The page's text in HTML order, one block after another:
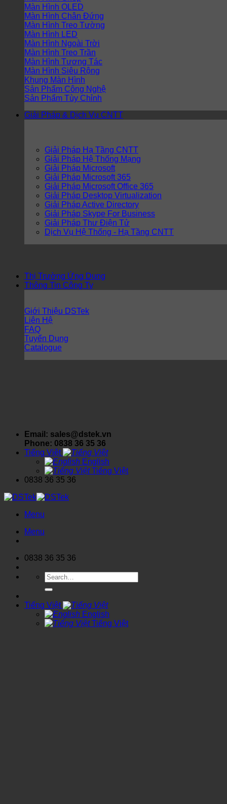
Màn Hình OLED
Màn Hình Chân Đứng
Màn Hình Treo Tường
Màn Hình LED
Màn Hình Ngoài Trời
Màn Hình Treo Trần
Màn Hình Tương Tác
Màn Hình Siêu Rộng
Khung Màn Hình
Sản Phẩm Công Nghệ
Sản Phẩm Tùy Chỉnh
Giải Pháp & Dịch Vụ CNTT
Giải Pháp Hạ Tầng CNTT
Giải Pháp Hệ Thống Mạng
Giải Pháp Microsoft
Giải Pháp Microsoft 365
Giải Pháp Microsoft Office 365
Giải Pháp Desktop Virtualization
Giải Pháp Active Directory
Giải Pháp Skype For Business
Giải Pháp Thư Điện Tử
Dịch Vụ Hệ Thống - Hạ Tầng CNTT
Thị Trường Ứng Dụng
Thông Tin Công Ty
Giới Thiệu DSTek
Liên Hệ
FAQ
Tuyển Dụng
Catalogue
Email: sales@dstek.vn
Phone: 0838 36 35 36
Tiếng Việt
English
Tiếng Việt
0838 36 35 36
Menu
Menu
0838 36 35 36
Search
for:
Tiếng Việt
English
Tiếng Việt